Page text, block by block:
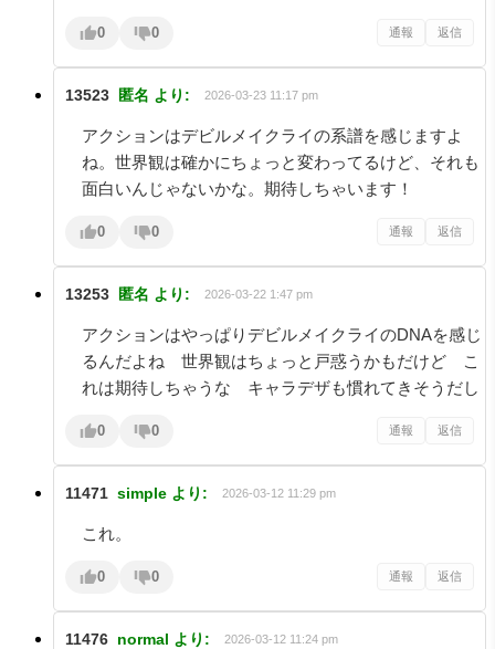
0 0 通報 返信
13523 匿名 より: 2026-03-23 11:17 pm
アクションはデビルメイクライの系譜を感じますよ
ね。世界観は確かにちょっと変わってるけど、それも
面白いんじゃないかな。期待しちゃいます！
0 0 通報 返信
13253 匿名 より: 2026-03-22 1:47 pm
アクションはやっぱりデビルメイクライのDNAを感じ
るんだよね 世界観はちょっと戸惑うかもだけど こ
れは期待しちゃうな キャラデザも慣れてきそうだし
0 0 通報 返信
11471 simple より: 2026-03-12 11:29 pm
これ。
0 0 通報 返信
11476 normal より: 2026-03-12 11:24 pm